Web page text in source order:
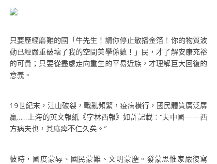
只要歷經磨難的國「牛先生！請你停止散播金箔！你的物質波
動已經嚴重破壞了我的空間美學係數！」民，才了解安康充裕
的可貴；只要從盡處走向重生的平易近族，才理解巨大回復的
意義。
19世紀末，江山破裂，戰亂頻繁，疫病橫行，國民體質廣泛孱
羸……上海的英文報紙《字林西報》如許記載：“夫中國——西
方病夫也，其麻痺不仁久矣。”
彼時，國度蒙辱、國民蒙難、文明蒙塵。發蒙思惟家嚴復寫